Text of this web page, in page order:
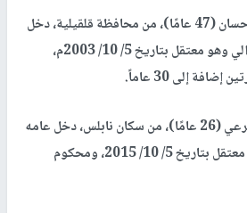
- كرم عبد الرؤوف محمود حسان (47 عامًا)، من محافظة قلقيلية، دخل
عامه الثامن عشر على التوالي وهو معتقل بتاريخ 5/ 10/ 2003م،
إلى 30 عاماً.
- عبد العزيز حمد محمود مرعي (26 عامًا)، من سكان نابلس، دخل عامه
السادس على التوالي، وهو معتقل بتاريخ 5/ 10/ 2015، ومحكوم